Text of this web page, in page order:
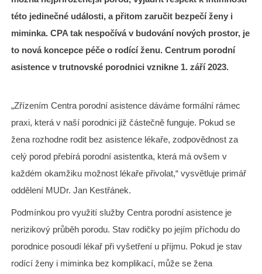
této jedinečné události, a přitom zaručit bezpečí ženy i
miminka. CPA tak nespočívá v budování nových prostor, je
to nová koncepce péče o rodící ženu. Centrum porodní
asistence v trutnovské porodnici vznikne 1. září 2023.
„Zřízením Centra porodní asistence dáváme formální rámec
praxi, která v naší porodnici již částečně funguje. Pokud se
žena rozhodne rodit bez asistence lékaře, zodpovědnost za
celý porod přebírá porodní asistentka, která má ovšem v
každém okamžiku možnost lékaře přivolat,“ vysvětluje primář
oddělení MUDr. Jan Kestřánek.
Podmínkou pro využití služby Centra porodní asistence je
nerizikový průběh porodu. Stav rodičky po jejím příchodu do
porodnice posoudí lékař při vyšetření u příjmu. Pokud je stav
rodící ženy i miminka bez komplikací, může se žena